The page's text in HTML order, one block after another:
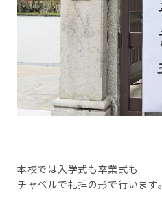
本校では入学式も卒業式も
チャペルで礼拝の形で行います。